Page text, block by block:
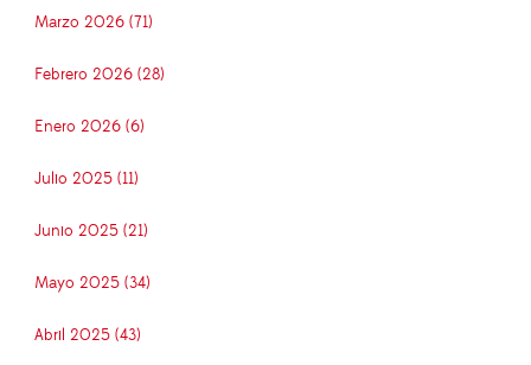
Marzo 2026 (71)
Febrero 2026 (28)
Enero 2026 (6)
Julio 2025 (11)
Junio 2025 (21)
Mayo 2025 (34)
Abril 2025 (43)